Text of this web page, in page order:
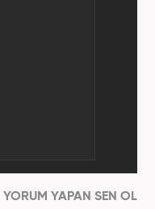
YORUM YAPAN SEN OL